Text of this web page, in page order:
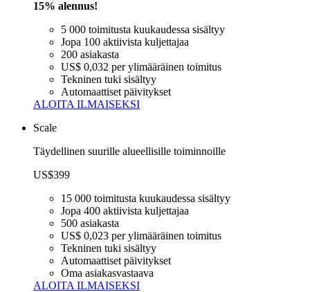
15% alennus!
5 000 toimitusta kuukaudessa sisältyy
Jopa 100 aktiivista kuljettajaa
200 asiakasta
US$ 0,032 per ylimääräinen toimitus
Tekninen tuki sisältyy
Automaattiset päivitykset
ALOITA ILMAISEKSI
Scale
Täydellinen suurille alueellisille toiminnoille
US$399
15 000 toimitusta kuukaudessa sisältyy
Jopa 400 aktiivista kuljettajaa
500 asiakasta
US$ 0,023 per ylimääräinen toimitus
Tekninen tuki sisältyy
Automaattiset päivitykset
Oma asiakasvastaava
ALOITA ILMAISEKSI